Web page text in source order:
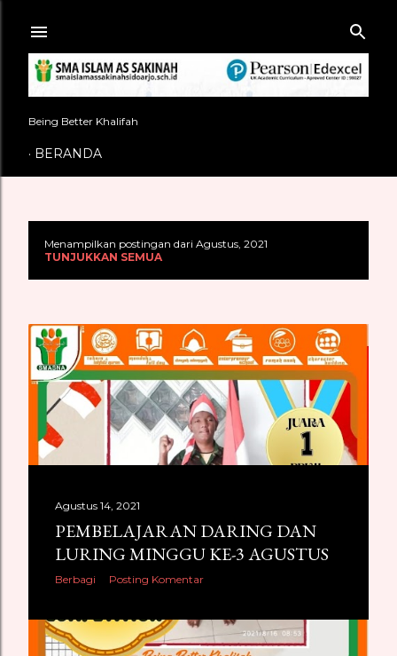
Being Better Khalifah
BERANDA
s
t
n
g
Menampilkan postingan dari Agustus, 2021
TUNJUKKAN SEMUA
Agustus 14, 2021
PEMBELAJARAN DARING DAN
LURING MINGGU KE-3 AGUSTUS
Berbagi Posting Komentar